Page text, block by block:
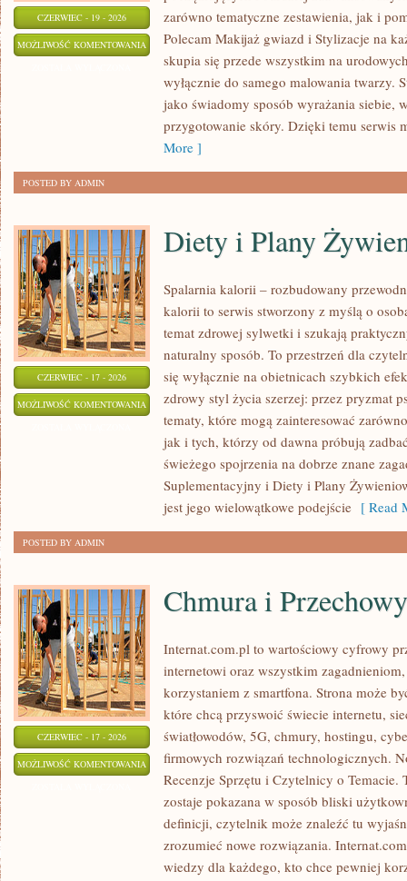
CZERWIEC - 19 - 2026
MOŻLIWOŚĆ KOMENTOWANIA TRENDY
NOWOŚCI
zarówno tematyczne zestawienia, jak i
Polecam Makijaż gwiazd i Stylizacje na
skupia się przede wszystkim na
wyłącznie do samego malowania twarzy.
jako świadomy sposób wyrażania siebie,
przygotowanie skóry. Dzięki temu serwis
More ]
POSTED BY ADMIN
CZERWIEC - 17 - 2026
MOŻLIWOŚĆ KOMENTOWANIA DIETY
PLANY
ŻYWIENIOWE
Diety i Plany
Spalarnia kalorii – rozbudowany
kalorii to serwis stworzony z myślą o
temat zdrowej sylwetki i szukają
naturalny sposób. To przestrzeń dla
się wyłącznie na obietnicach szybkich
zdrowy styl życia szerzej: przez pryzmat
tematy, które mogą zainteresować
jak i tych, którzy od dawna próbują
świeżego spojrzenia na dobrze znane
Suplementacyjny i Diety i Plany
jest jego wielowątkowe podejście [ Read
POSTED BY ADMIN
CZERWIEC - 17 - 2026
MOŻLIWOŚĆ KOMENTOWANIA CHMURA
PRZECHOWYWANIE
DANYCH
Chmura i
Internat.com.pl to wartościowy cyfrowy
internetowi oraz wszystkim
korzystaniem z smartfona. Strona może
które chcą przyswoić świecie internetu,
światłowodów, 5G, chmury, hostingu,
firmowych rozwiązań technologicznych.
Recenzje Sprzętu i Czytelnicy o
zostaje pokazana w sposób bliski
definicji, czytelnik może znaleźć tu
zrozumieć nowe rozwiązania.
wiedzy dla każdego, kto chce pewniej